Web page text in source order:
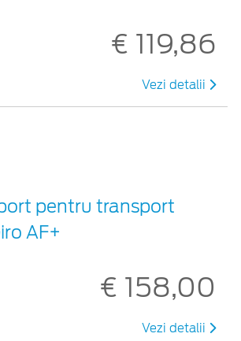
€ 119,86
Vezi detalii
pentru transport
AF+
€ 158,00
Vezi detalii